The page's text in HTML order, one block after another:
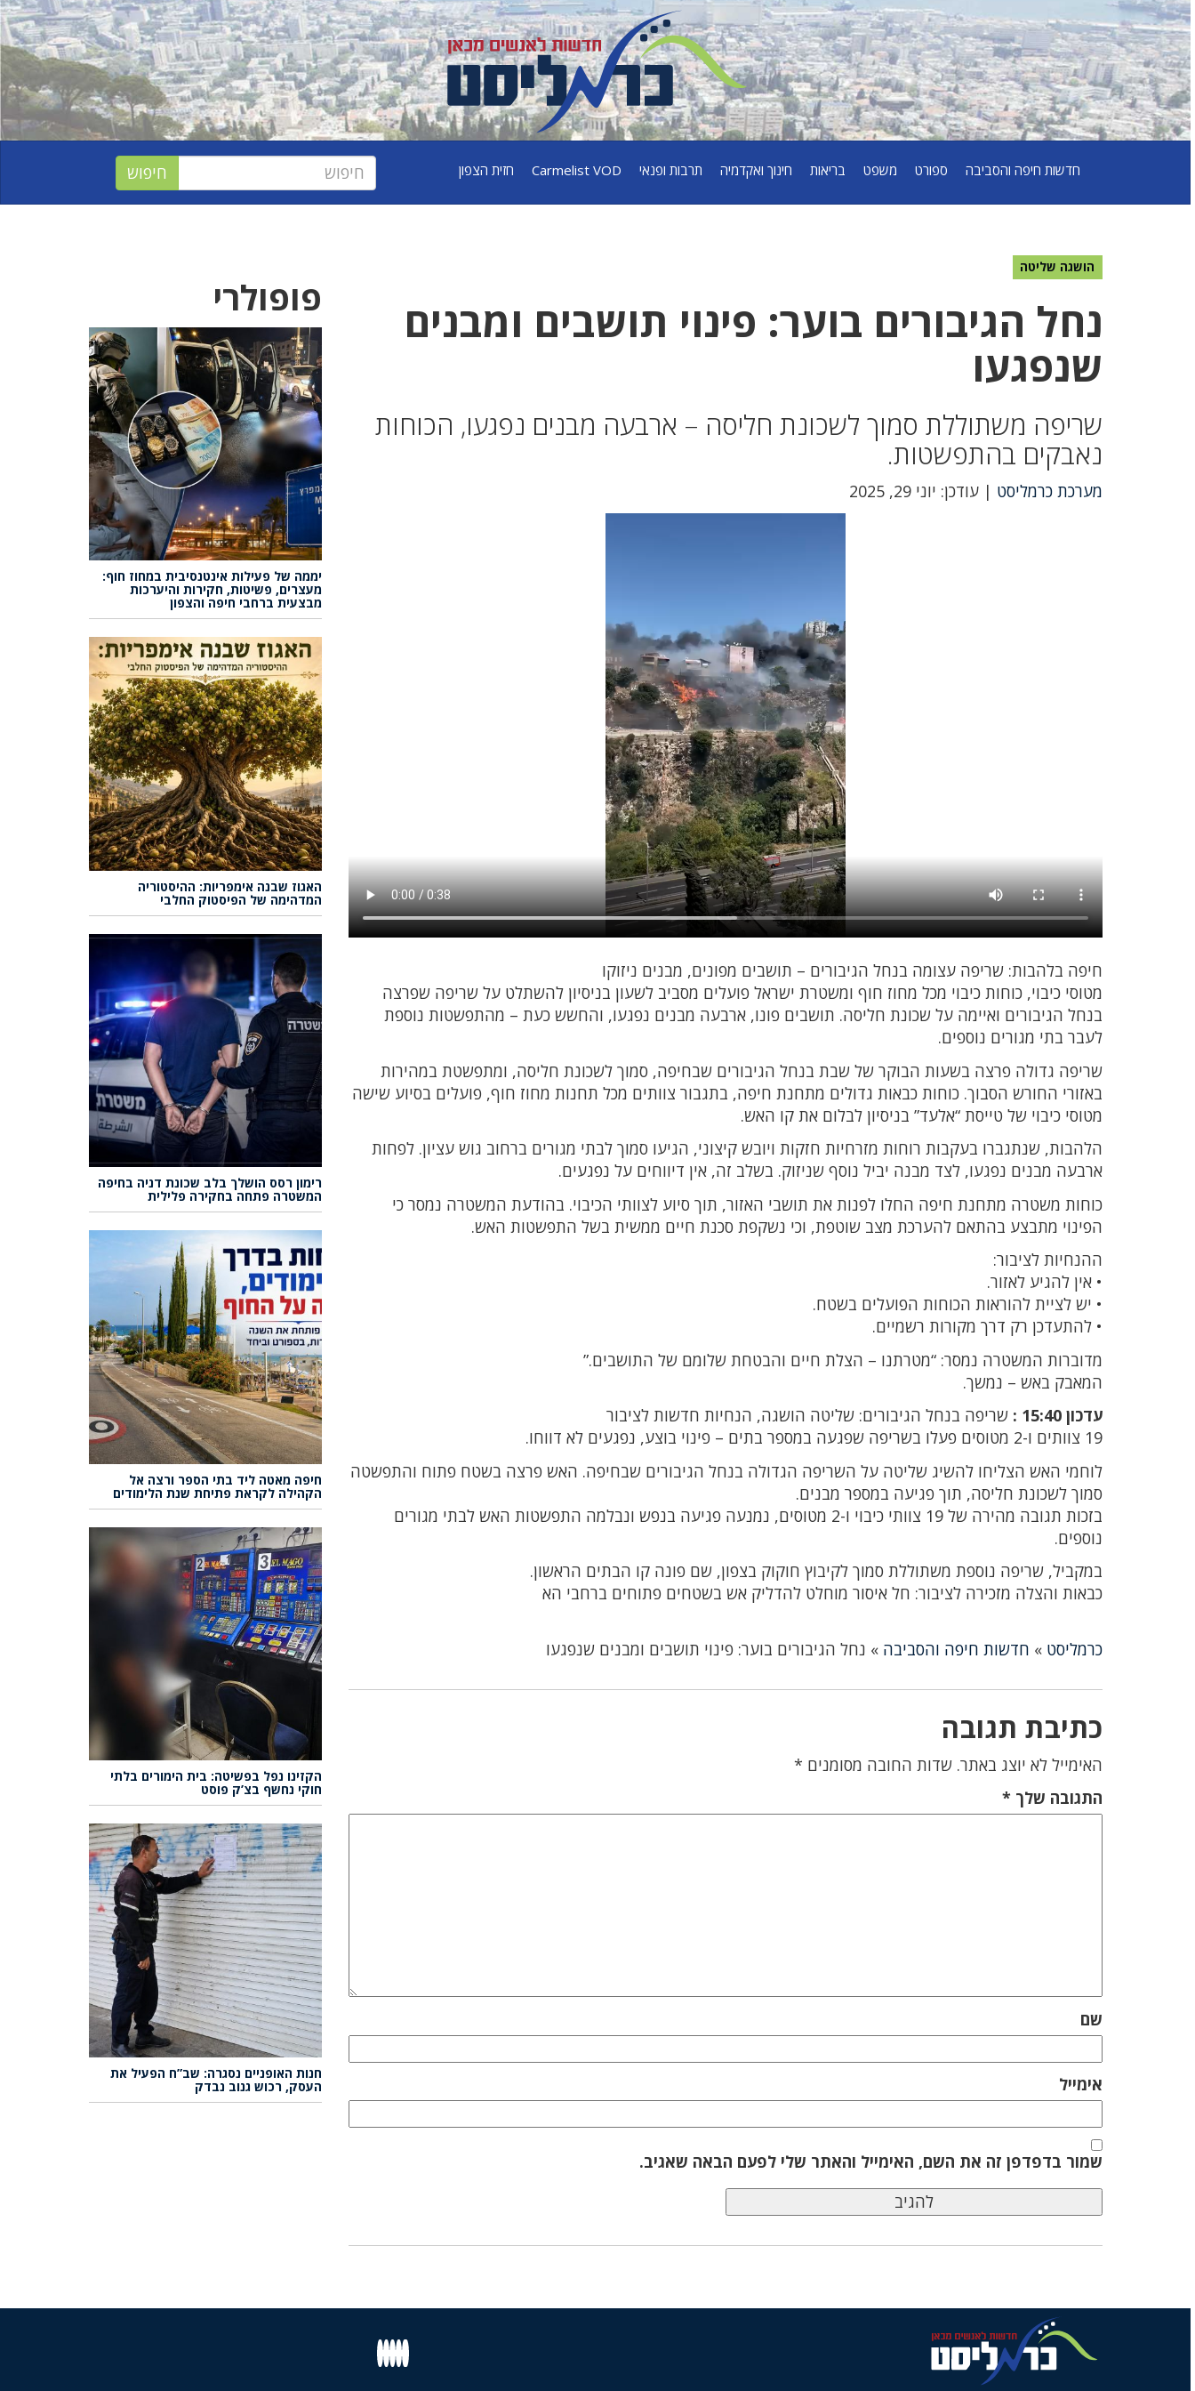
חדשות חיפה והסביבה ספורט משפט בריאות חינוך ואקדמיה תרבות ופנאי Carmelist VOD חזית הצפון
הושגה שליטה
נחל הגיבורים בוער: פינוי תושבים ומבנים
שנפגעו
שריפה משתוללת סמוך לשכונת חליסה – ארבעה מבנים נפגעו, הכוחות
נאבקים בהתפשטות.
מערכת כרמליסט | עודכן: יוני 29, 2025
חיפה בלהבות: שריפה עצומה בנחל הגיבורים – תושבים מפונים, מבנים ניזוקו
מטוסי כיבוי, כוחות כיבוי מכל מחוז חוף ומשטרת ישראל פועלים מסביב לשעון בניסיון להשתלט על שריפה שפרצה
בנחל הגיבורים ואיימה על שכונת חליסה. תושבים פונו, ארבעה מבנים נפגעו, והחשש כעת – מהתפשטות נוספת
לעבר בתי מגורים נוספים.
שריפה גדולה פרצה בשעות הבוקר של שבת בנחל הגיבורים שבחיפה, סמוך לשכונת חליסה, ומתפשטת במהירות
באזורי החורש הסבוך. כוחות כבאות גדולים מתחנת חיפה, בתגבור צוותים מכל תחנות מחוז חוף, פועלים בסיוע שישה
מטוסי כיבוי של טייסת “אלעד” בניסיון לבלום את קו האש.
הלהבות, שנתגברו בעקבות רוחות מזרחיות חזקות ויובש קיצוני, הגיעו סמוך לבתי מגורים ברחוב גוש עציון. לפחות
ארבעה מבנים נפגעו, לצד מבנה יביל נוסף שניזוק. בשלב זה, אין דיווחים על נפגעים.
כוחות משטרה מתחנת חיפה החלו לפנות את תושבי האזור, תוך סיוע לצוותי הכיבוי. בהודעת המשטרה נמסר כי
הפינוי מתבצע בהתאם להערכת מצב שוטפת, וכי נשקפת סכנת חיים ממשית בשל התפשטות האש.
ההנחיות לציבור:
• אין להגיע לאזור.
• יש לציית להוראות הכוחות הפועלים בשטח.
• להתעדכן רק דרך מקורות רשמיים.
מדוברות המשטרה נמסר: “מטרתנו – הצלת חיים והבטחת שלומם של התושבים.”
המאבק באש – נמשך.
עדכון 15:40 :
שריפה בנחל הגיבורים: שליטה הושגה, הנחיות חדשות לציבור
19 צוותים ו-2 מטוסים פעלו בשריפה שפגעה במספר בתים – פינוי בוצע, נפגעים לא דווחו.
לוחמי האש הצליחו להשיג שליטה על השריפה הגדולה בנחל הגיבורים שבחיפה. האש פרצה בשטח פתוח והתפשטה
סמוך לשכונת חליסה, תוך פגיעה במספר מבנים.
בזכות תגובה מהירה של 19 צוותי כיבוי ו-2 מטוסים, נמנעה פגיעה בנפש ונבלמה התפשטות האש לבתי מגורים
נוספים.
במקביל, שריפה נוספת משתוללת סמוך לקיבוץ חוקוק בצפון, שם פונה קו הבתים הראשון.
כבאות והצלה מזכירה לציבור: חל איסור מוחלט להדליק אש בשטחים פתוחים ברחבי הא
כרמליסט » חדשות חיפה והסביבה » נחל הגיבורים בוער: פינוי תושבים ומבנים שנפגעו
כתיבת תגובה
האימייל לא יוצג באתר. שדות החובה מסומנים *
התגובה שלך*
שם
אימייל
שמור בדפדפן זה את השם, האימייל והאתר שלי לפעם הבאה שאגיב.
פופולרי
יממה של פעילות אינטנסיבית במחוז חוף:
מעצרים, פשיטות, חקירות והיערכות
מבצעית ברחבי חיפה והצפון
האגוז שבנה אימפריות: ההיסטוריה
המדהימה של הפיסטוק החלבי
רימון רסס הושלך בלב שכונת דניה בחיפה
המשטרה פתחה בחקירה פלילית
חיפה מאטה ליד בתי הספר ורצה אל
הקהילה לקראת פתיחת שנת הלימודים
הקזינו נפל בפשיטה: בית הימורים בלתי
חוקי נחשף בצ’ק פוסט
חנות האופניים נסגרה: שב”ח הפעיל את
העסק, רכוש גנוב נבדק